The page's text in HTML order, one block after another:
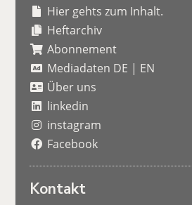
Hier gehts zum Inhalt.
Heftarchiv
Abonnement
Mediadaten DE | EN
Über uns
linkedin
instagram
Facebook
Kontakt